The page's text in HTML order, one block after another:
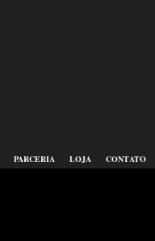
PARCERIA LOJA CONTATO